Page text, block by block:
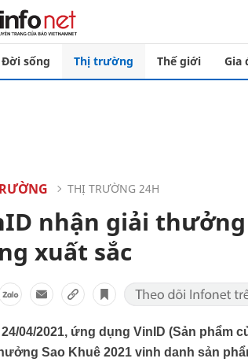
Đời sống Thị trường Thế giới Gia
THỊ TRƯỜNG 24H
nhận giải thưởng
xuất sắc
24/04/2021, ứng dụng VinID (Sản phẩm
Sao Khuê 2021 vinh danh sản